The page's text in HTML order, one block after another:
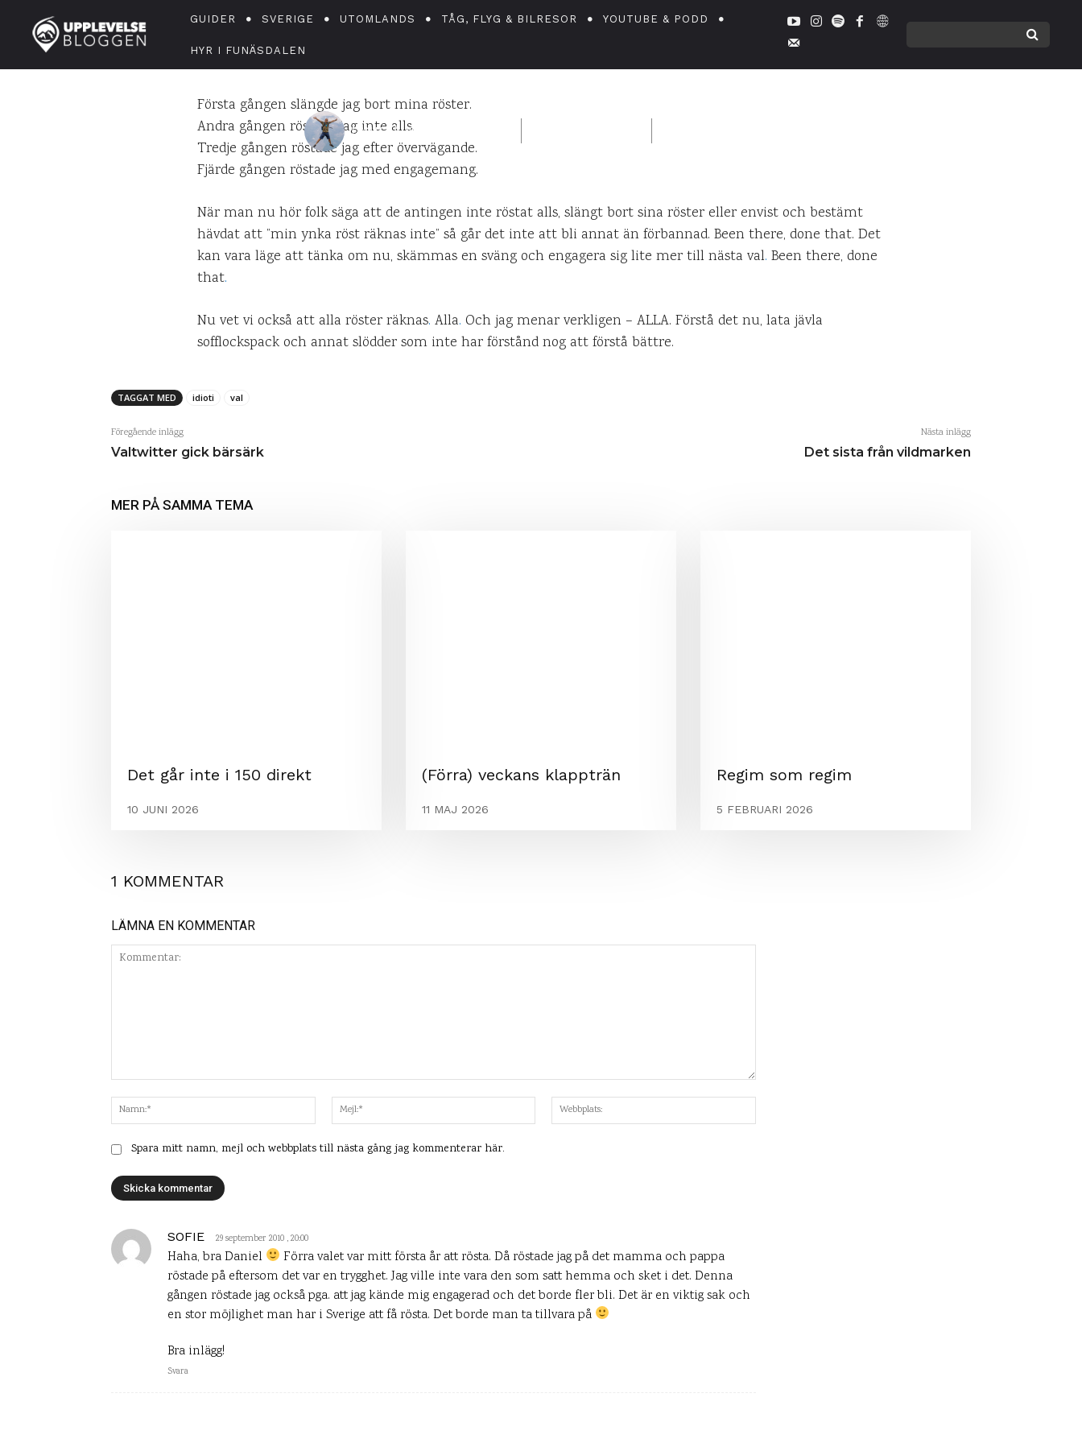
GUIDER SVERIGE UTOMLANDS TÅG, FLYG & BILRESOR YOUTUBE & PODD
HYR I FUNÄSDALEN
Dags att förstå – alla röster räknas
DANIEL PÅ UPPLEVELSEBLOGGEN
Första gången slängde jag bort mina röster.
Andra gången röstade jag inte alls.
Tredje gången röstade jag efter övervägande.
Fjärde gången röstade jag med engagemang.
När man nu hör folk säga att de antingen inte röstat alls, slängt bort sina röster eller envist och bestämt
hävdat att ”min ynka röst räknas inte” så går det inte att bli annat än förbannad. Been there, done that. Det
kan vara läge att tänka om nu, skämmas en sväng och engagera sig lite mer till nästa val. Been there, done
that.
Nu vet vi också att alla röster räknas. Alla. Och jag menar verkligen – ALLA. Förstå det nu, lata jävla
sofflockspack och annat slödder som inte har förstånd nog att förstå bättre.
TAGGAT MED idioti val
Föregående inlägg
Valtwitter gick bärsärk
Nästa inlägg
Det sista från vildmarken
MER PÅ SAMMA TEMA
Det går inte i 150 direkt
10 JUNI 2026
(Förra) veckans klappträn
11 MAJ 2026
Regim som regim
5 FEBRUARI 2026
1 KOMMENTAR
SOFIE 29 september 2010 , 20:00
Haha, bra Daniel
Förra valet var mitt första år att rösta. Då röstade jag på det mamma och pappa
röstade på eftersom det var en trygghet. Jag ville inte vara den som satt hemma och sket i det. Denna
gången röstade jag också pga. att jag kände mig engagerad och det borde fler bli. Det är en viktig sak och
en stor möjlighet man har i Sverige att få rösta. Det borde man ta tillvara på
Bra inlägg!
Svara
LÄMNA EN KOMMENTAR
Namn:*
Mejl:*
Spara mitt namn, mejl och webbplats till nästa gång jag kommenterar här.